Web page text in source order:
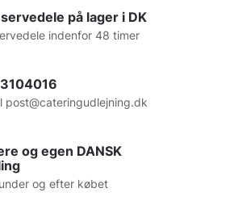
på lager i DK
indenfor 48 timer
post@cateringudlejning.dk
og egen DANSK
og efter købet